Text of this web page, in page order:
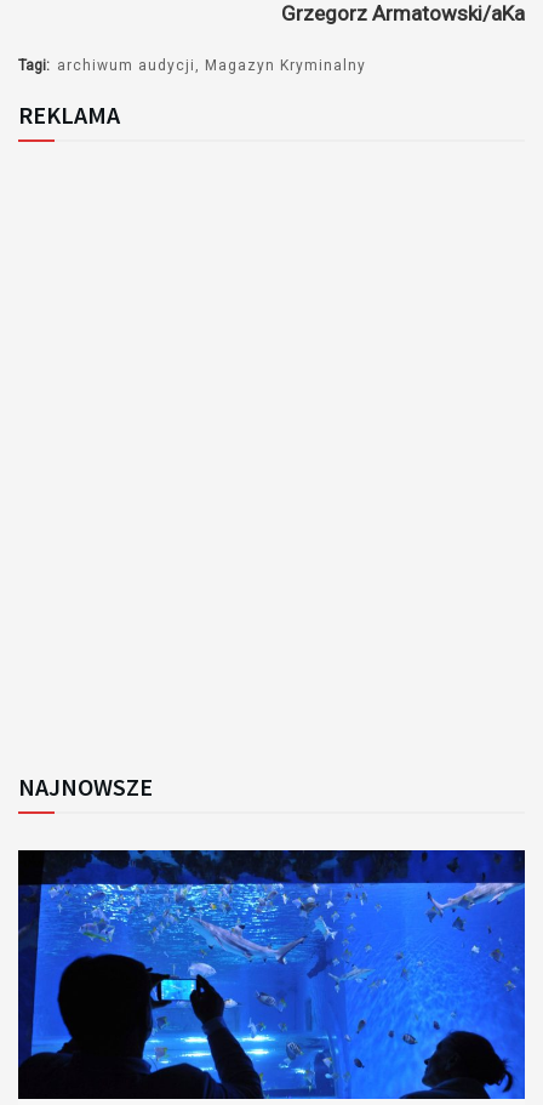
Grzegorz Armatowski/aKa
Tagi: archiwum audycji Magazyn Kryminalny
REKLAMA
NAJNOWSZE